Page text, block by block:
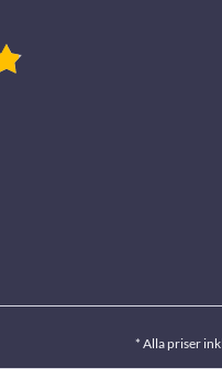
* Alla priser